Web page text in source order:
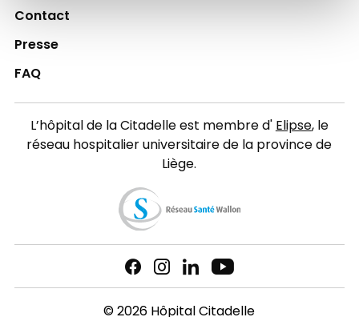
Contact
Presse
FAQ
L’hôpital de la Citadelle est membre d'Elipse, le
réseau hospitalier universitaire de la province de
Liège.
© 2026 Hôpital Citadelle